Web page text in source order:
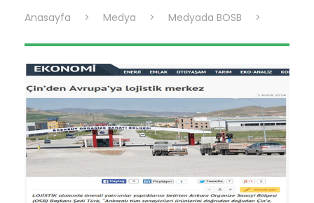
Anasayfa > Medya > Medyada BOSB >